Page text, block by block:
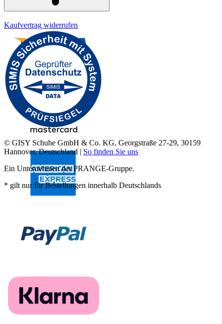
Kaufvertrag widerrufen
© GISY Schuhe GmbH & Co. KG, Georgstraße 27-29, 30159
Hannover, Deutschland | So finden Sie uns
Ein Unternehmen der PRANGE-Gruppe.
* gilt nur für Bestellungen innerhalb Deutschlands